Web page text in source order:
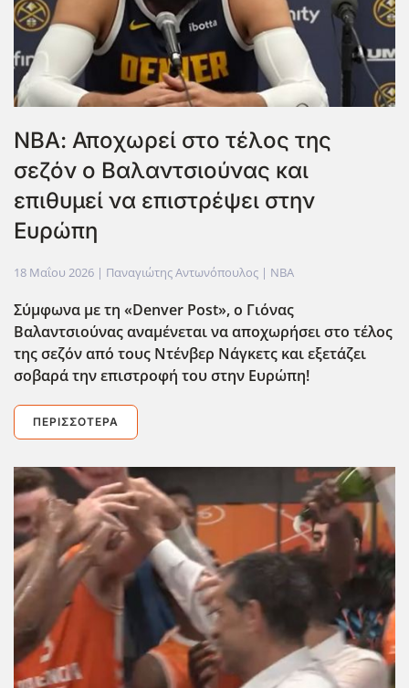
ΝΒΑ: Αποχωρεί στο τέλος της
σεζόν ο Βαλαντσιούνας και
επιθυμεί να επιστρέψει στην
Ευρώπη
18 Μαΐου 2026 | Παναγιώτης Αντωνόπουλος | NBA
Σύμφωνα με τη «Denver Post», ο Γιόνας
Βαλαντσιούνας αναμένεται να αποχωρήσει στο τέλος
της σεζόν από τους Ντένβερ Νάγκετς και εξετάζει
σοβαρά την επιστροφή του στην Ευρώπη!
ΠΕΡΙΣΣΌΤΕΡΑ